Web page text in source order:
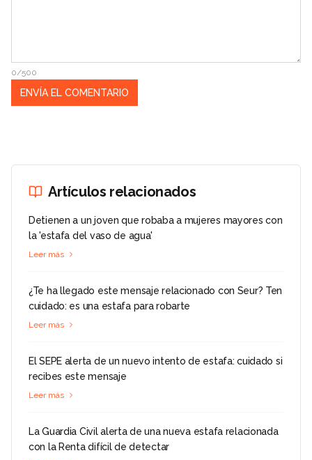
0/500
Artículos relacionados
Detienen a un joven que robaba a mujeres mayores con
la 'estafa del vaso de agua'
Leer más
¿Te ha llegado este mensaje relacionado con Seur? Ten
cuidado: es una estafa para robarte
Leer más
El SEPE alerta de un nuevo intento de estafa: cuidado si
recibes este mensaje
Leer más
La Guardia Civil alerta de una nueva estafa relacionada
con la Renta difícil de detectar